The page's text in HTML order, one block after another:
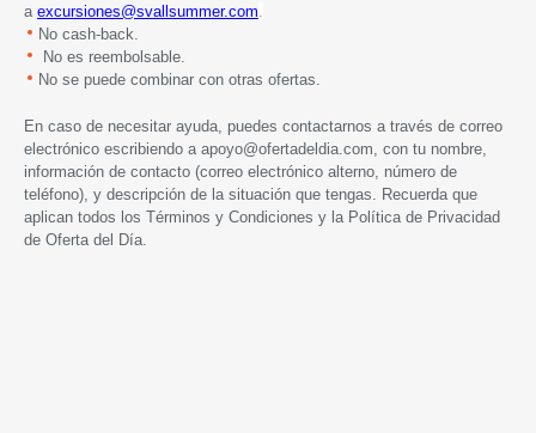
a excursiones@svallsummer.com
No cash-back.
No es reembolsable.
No se puede combinar con otras ofertas.
En caso de necesitar ayuda, puedes contactarnos a través de correo
electrónico escribiendo a apoyo@ofertadeldia.com , con tu nombre,
información de contacto (correo electrónico alterno, número de
teléfono), y descripción de la situación que tengas. Recuerda que
aplican todos los Términos y Condiciones y la Política de Privacidad
de Oferta del Día.